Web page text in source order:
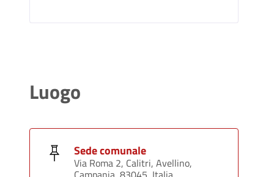
Luogo
Sede comunale
Via Roma 2, Calitri, Avellino,